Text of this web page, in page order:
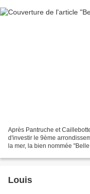
Après Pantruche et
d'investir le 9ème
la mer, la bien nommée
Louis